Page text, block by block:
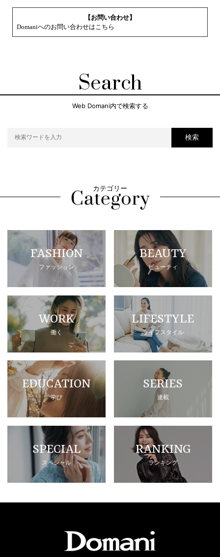
【お問い合わせ】
Domaniへのお問い合わせはこちら
Search
Web Domani内で検索する
検索
カテゴリー
FASHION
ファッション
BEAUTY
ビューティ
WORK
働く
LIFESTYLE
ライフスタイル
EDUCATION
学び
SERIES
連載
SPECIAL
スペシャル
RANKING
ランキング